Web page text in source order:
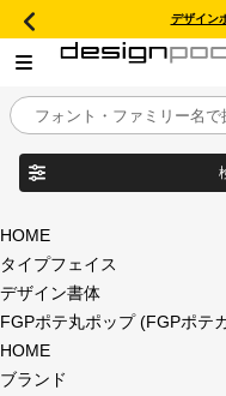
デザイン
目的別フォントガイド
特集
商品名
HOME
タイプフェイス
デザイン書体
FGPポテ丸ポップ (FGPポテ
HOME
ブランド